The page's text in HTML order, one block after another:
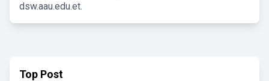
dsw.aau.edu.et.
Top Post